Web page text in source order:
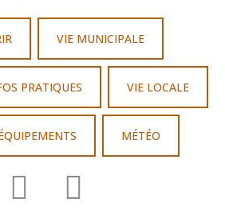
VIE MUNICIPALE
PRATIQUES VIE LOCALE
MÉTÉO